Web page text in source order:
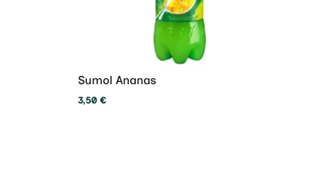
Sumol Ananas
3,50 €